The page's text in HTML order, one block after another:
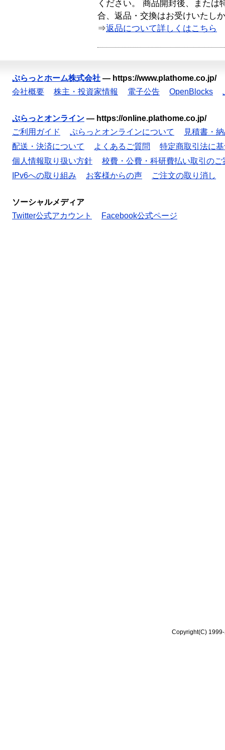
ください。 商品開封後、または
合、返品・交換はお受けいたし
⇒返品について詳しくはこちら
ぷらっとホーム株式会社 — https://www.plathome.co.jp/
会社概要
株主・投資家情報 電子公告 OpenBlocks
ぷらっとオンライン — https://online.plathome.co.jp/
ご利用ガイド
ぷらっとオンラインについて
見積書・
配送・決済について
よくあるご質問
特定商取引法に
個人情報取り扱い方針
校費・公費・科研費払い取引のご
IPv6への取り組み
お客様からの声 ご注文の取り消し
ソーシャルメディア
Twitter公式アカウント
Facebook公式ページ
Copyright(C)